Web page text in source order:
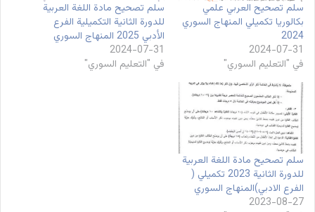
سلم تصحيح العربي علمي
بكالوريا تكميلي المنهاج السوري
2024
2024-07-31
في "التعليم السوري"
سلم تصحيح مادة اللغة العربية
للدورة الثانية التكميلية الفرع
الأدبي 2025 المنهاج السوري
2024-07-31
في "التعليم السوري"
سلم تصحيح مادة اللغة العربية
للدورة الثانية 2023 تكميلي (
الفرع الادبي)المنهاج السوري
2023-08-27